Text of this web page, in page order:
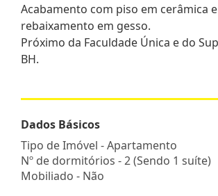
Acabamento com piso em cerâmica e
rebaixamento em gesso.
Próximo da Faculdade Única e do
BH.
Dados Básicos
Tipo de Imóvel - Apartamento
Nº de dormitórios - 2 (Sendo 1 suíte)
Mobiliado - Não